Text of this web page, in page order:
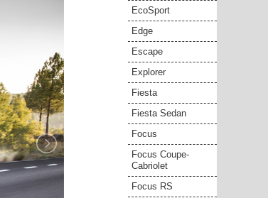
EcoSport
Edge
Escape
Explorer
Fiesta
Fiesta Sedan
Focus
Focus Coupe-
Cabriolet
Focus RS